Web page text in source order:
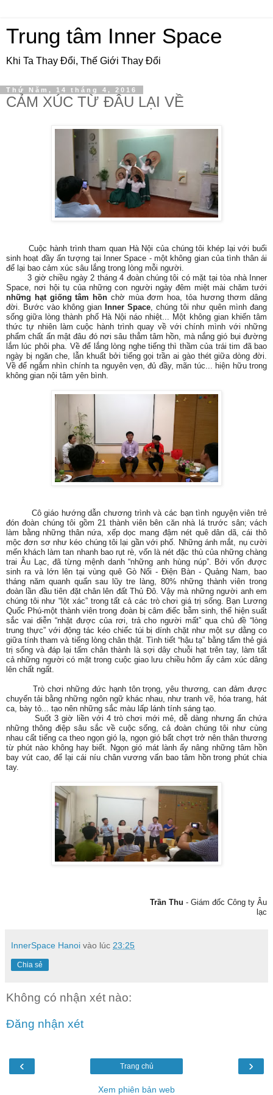
Trung tâm Inner Space
Khi Ta Thay Đổi, Thế Giới Thay Đổi
Thứ Năm, 14 tháng 4, 2016
CẢM XÚC TỪ ĐÂU LẠI VỀ
Cuộc hành trình tham quan Hà Nội của chúng tôi khép lại với buổi
sinh hoạt đầy ấn tượng tại Inner Space - một không gian của tình thân ái
để lại bao cảm xúc sâu lắng trong lòng mỗi người.
3 giờ chiều ngày 2 tháng 4 đoàn chúng tôi có mặt tại tòa nhà Inner
Space, nơi hội tụ của những con người ngày đêm miệt mài chăm tưới
những hạt giống tâm hồn chờ mùa đơm hoa, tỏa hương thơm dâng
đời. Bước vào không gian Inner Space , chúng tôi như quên mình đang
sống giữa lòng thành phố Hà Nội náo nhiệt... Một không gian khiến tâm
thức tự nhiên làm cuộc hành trình quay về với chính mình với những
phẩm chất ẩn mật đâu đó nơi sâu thẳm tâm hồn, mà nắng gió bụi đường
lắm lúc phôi pha. Về để lắng lòng nghe tiếng thì thầm của trái tim đã bao
ngày bị ngăn che, lẫn khuất bởi tiếng gọi trần ai gào thét giữa dòng đời.
Về để ngắm nhìn chính ta nguyên vẹn, đủ đầy, mãn túc... hiện hữu trong
không gian nội tâm yên bình.
Cô giáo hướng dẫn chương trình và các bạn tình nguyện viên trẻ
đón đoàn chúng tôi gồm 21 thành viên bên căn nhà lá trước sân; vách
làm bằng những thân nứa, xếp dọc mang đậm nét quê dân dã, cái thô
mộc đơn sơ như kéo chúng tôi lại gần với phố. Những ánh mắt, nụ cười
mến khách làm tan nhanh bao rụt rè, vốn là nét đặc thù của những chàng
trai Âu Lạc, đã từng mệnh danh “những anh hùng núp”. Bởi vốn được
sinh ra và lớn lên tại vùng quê Gò Nổi - Điện Bàn - Quảng Nam, bao
tháng năm quanh quẩn sau lũy tre làng, 80% những thành viên trong
đoàn lần đầu tiên đặt chân lên đất Thủ Đô. Vậy mà những người anh em
chúng tôi như “lột xác” trong tất cả các trò chơi giá trị sống. Bạn Lương
Quốc Phú-một thành viên trong đoàn bị câm điếc bẫm sinh, thể hiện suất
sắc vai diễn “nhặt được của rơi, trả cho người mất” qua chủ đề “lòng
trung thực” với động tác kéo chiếc túi bị dính chặt như một sự dằng co
giữa tính tham và tiếng lòng chân thật. Tình tiết “hậu tạ” bằng tấm thẻ giá
trị sống và đáp lại tấm chân thành là sợi dây chuỗi hạt trên tay, làm tất
cả những người có mặt trong cuộc giao lưu chiều hôm ấy cảm xúc dâng
lên chất ngất.
Trò chơi những đức hạnh tôn trọng, yêu thương, can đảm được
chuyển tải bằng những ngôn ngữ khác nhau, như tranh vẽ, hóa trang, hát
ca, bày tỏ... tạo nên những sắc màu lấp lánh tính sáng tạo.
Suốt 3 giờ liền với 4 trò chơi mới mẻ, dễ dàng nhưng ẩn chứa
những thông điệp sâu sắc về cuộc sống, cả đoàn chúng tôi như cùng
nhau cất tiếng ca theo ngọn gió lạ, ngọn gió bất chợt trở nên thân thương
từ phút nào không hay biết. Ngọn gió mát lành ấy nâng những tâm hồn
bay vút cao, để lại cái níu chân vương vấn bao tâm hồn trong phút chia
tay.
Trần Thu - Giám đốc Công ty Âu
lạc
InnerSpace Hanoi vào lúc 23:25
Chia sẻ
Không có nhận xét nào:
Đăng nhận xét
‹ ›
Trang chủ
Xem phiên bản web